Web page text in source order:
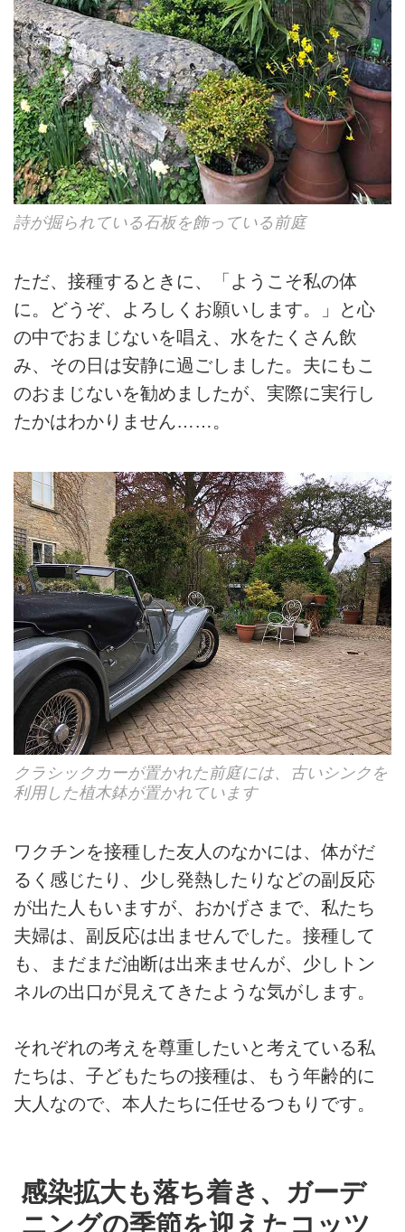
詩が掘られている石板を飾っている前庭
ただ、接種するときに、「ようこそ私の体
に。どうぞ、よろしくお願いします。」と心
の中でおまじないを唱え、水をたくさん飲
み、その日は安静に過ごしました。夫にもこ
のおまじないを勧めましたが、実際に実行し
たかはわかりません……。
クラシックカーが置かれた前庭には、古いシンクを
利用した植木鉢が置かれています
ワクチンを接種した友人のなかには、体がだ
るく感じたり、少し発熱したりなどの副反応
が出た人もいますが、おかげさまで、私たち
夫婦は、副反応は出ませんでした。接種して
も、まだまだ油断は出来ませんが、少しトン
ネルの出口が見えてきたような気がします。
それぞれの考えを尊重したいと考えている私
たちは、子どもたちの接種は、もう年齢的に
大人なので、本人たちに任せるつもりです。
感染拡大も落ち着き、ガーデ
ニングの季節を迎えたコッツ